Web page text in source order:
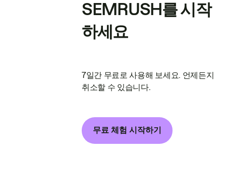
SEMRUSH를 시작
하세요
7일간 무료로 사용해 보세요. 언제든지
취소할 수 있습니다.
무료 체험 시작하기